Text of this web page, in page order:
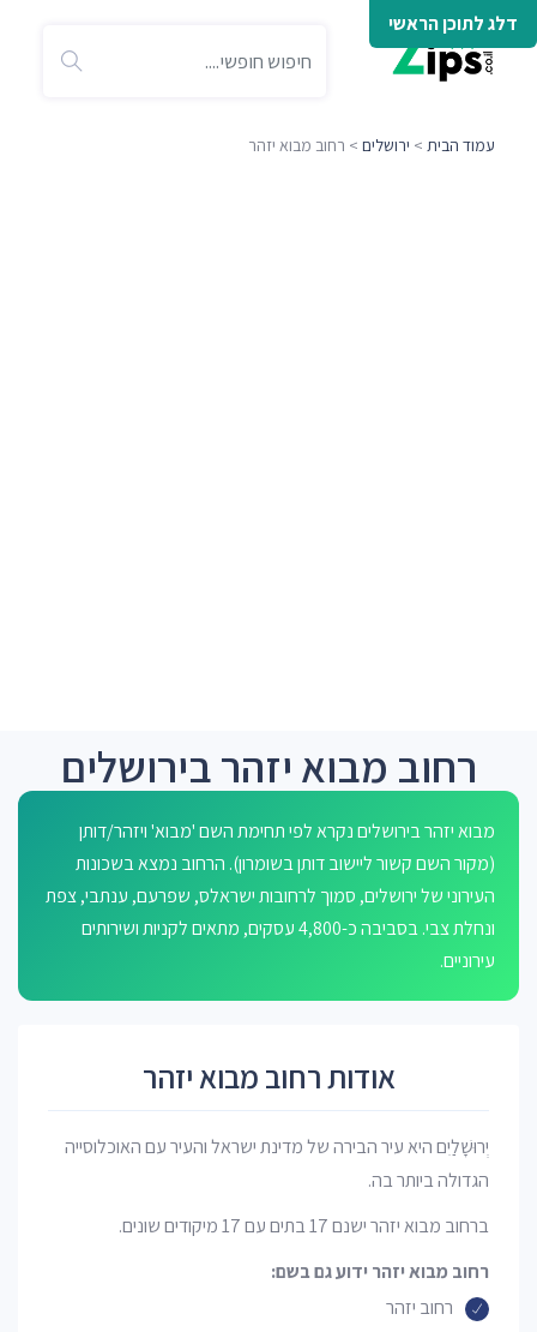
דלג לתוכן הראשי
עמוד הבית > ירושלים > רחוב מבוא יזהר
רחוב מבוא יזהר בירושלים
מבוא יזהר בירושלים נקרא לפי תחימת השם 'מבוא' ויזהר/דותן
(מקור השם קשור ליישוב דותן בשומרון). הרחוב נמצא בשכונות
העירוני של ירושלים, סמוך לרחובות ישראלס, שפרעם, ענתבי, צפת
ונחלת צבי. בסביבה כ-4,800 עסקים, מתאים לקניות ושירותים
עירוניים.
אודות רחוב מבוא יזהר
יְרוּשָׁלַיִם היא עיר הבירה של מדינת ישראל והעיר עם האוכלוסייה
הגדולה ביותר בה.
ברחוב מבוא יזהר ישנם 17 בתים עם 17 מיקודים שונים.
רחוב מבוא יזהר ידוע גם בשם:
רחוב יזהר